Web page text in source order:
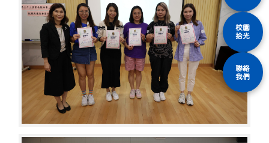
校園
拾光
聯絡
我們